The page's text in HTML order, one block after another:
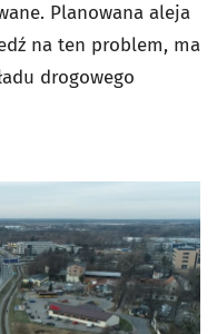
Planowana aleja
na ten problem, ma
drogowego